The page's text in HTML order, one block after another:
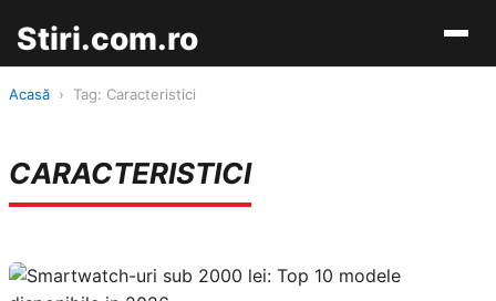
Stiri.com.ro
Acasă › Tag: Caracteristici
CARACTERISTICI